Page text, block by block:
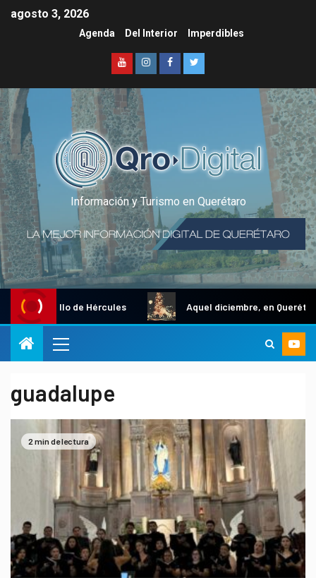
agosto 3, 2026
Agenda Del Interior Imperdibles
Información y Turismo en Querétaro
Gallo de Hércules Aquel diciembre, en Querétaro
guadalupe
2 min de lectura